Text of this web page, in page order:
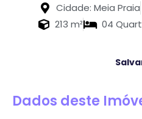
Cidade: Meia Praia
213 m²
04
Dados deste